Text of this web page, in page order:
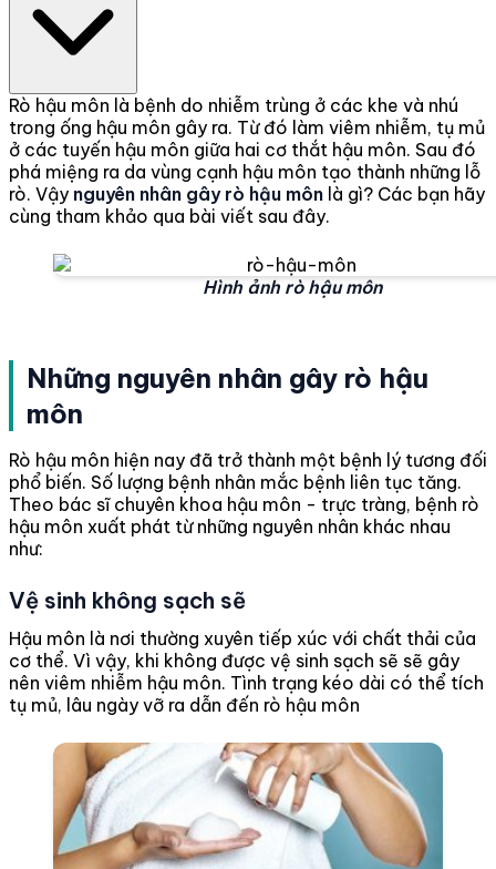
Rò hậu môn là bệnh do nhiễm trùng ở các khe và nhú
trong ống hậu môn gây ra. Từ đó làm viêm nhiễm, tụ mủ
ở các tuyến hậu môn giữa hai cơ thắt hậu môn. Sau đó
phá miệng ra da vùng cạnh hậu môn tạo thành những lỗ
rò. Vậy nguyên nhân gây rò hậu môn là gì? Các bạn hãy
cùng tham khảo qua bài viết sau đây.
Hình ảnh rò hậu môn
Những nguyên nhân gây rò hậu
môn
Rò hậu môn hiện nay đã trở thành một bệnh lý tương đối
phổ biến. Số lượng bệnh nhân mắc bệnh liên tục tăng.
Theo bác sĩ chuyên khoa hậu môn - trực tràng, bệnh rò
hậu môn xuất phát từ những nguyên nhân khác nhau
như:
Vệ sinh không sạch sẽ
Hậu môn là nơi thường xuyên tiếp xúc với chất thải của
cơ thể. Vì vậy, khi không được vệ sinh sạch sẽ sẽ gây
nên viêm nhiễm hậu môn. Tình trạng kéo dài có thể tích
tụ mủ, lâu ngày vỡ ra dẫn đến rò hậu môn